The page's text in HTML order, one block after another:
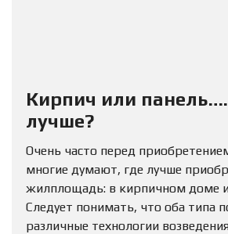
Кирпич или
лучше?
Очень часто перед
многие думают, где лучше
жилплощадь: в кирпичном доме
Следует понимать, что оба типа
различные технологии